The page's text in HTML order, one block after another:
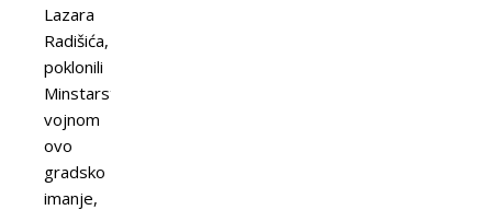
Lazara
Radišića,
poklonili
Minstarstvu
vojnom
ovo
gradsko
imanje,